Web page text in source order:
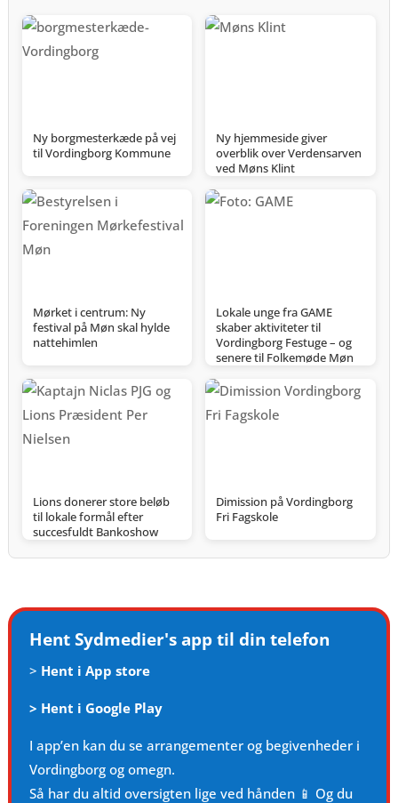
Ny borgmesterkæde på vej
til Vordingborg Kommune
Ny hjemmeside giver
overblik over Verdensarven
ved Møns Klint
Mørket i centrum: Ny
festival på Møn skal hylde
nattehimlen
Lokale unge fra GAME
skaber aktiviteter til
Vordingborg Festuge – og
senere til Folkemøde Møn
Lions donerer store beløb
til lokale formål efter
succesfuldt Bankoshow
Dimission på Vordingborg
Fri Fagskole
Hent Sydmedier's app til din telefon
> Hent i App store
> Hent i Google Play
I app’en kan du se arrangementer og begivenheder i
Vordingborg og omegn.
Så har du altid oversigten lige ved hånden 📱 Og du